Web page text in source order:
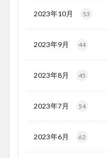
2023年10月 53
2023年9月 44
2023年8月 45
2023年7月 54
2023年6月 62